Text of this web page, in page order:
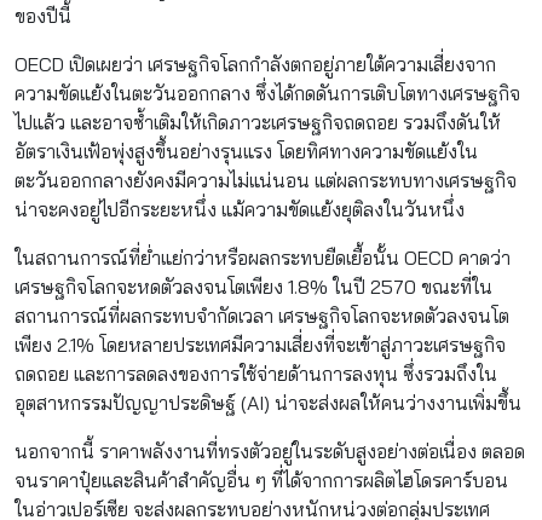
ของปีนี้
OECD เปิดเผยว่า เศรษฐกิจโลกกำลังตกอยู่ภายใต้ความเสี่ยงจาก
ความขัดแย้งในตะวันออกกลาง ซึ่งได้กดดันการเติบโตทางเศรษฐกิจ
ไปแล้ว และอาจซ้ำเติมให้เกิดภาวะเศรษฐกิจถดถอย รวมถึงดันให้
อัตราเงินเฟ้อพุ่งสูงขึ้นอย่างรุนแรง โดยทิศทางความขัดแย้งใน
ตะวันออกกลางยังคงมีความไม่แน่นอน แต่ผลกระทบทางเศรษฐกิจ
น่าจะคงอยู่ไปอีกระยะหนึ่ง แม้ความขัดแย้งยุติลงในวันหนึ่ง
ในสถานการณ์ที่ย่ำแย่กว่าหรือผลกระทบยืดเยื้อนั้น OECD คาดว่า
เศรษฐกิจโลกจะหดตัวลงจนโตเพียง 1.8% ในปี 2570 ขณะที่ใน
สถานการณ์ที่ผลกระทบจำกัดเวลา เศรษฐกิจโลกจะหดตัวลงจนโต
เพียง 2.1% โดยหลายประเทศมีความเสี่ยงที่จะเข้าสู่ภาวะเศรษฐกิจ
ถดถอย และการลดลงของการใช้จ่ายด้านการลงทุน ซึ่งรวมถึงใน
อุตสาหกรรมปัญญาประดิษฐ์ (AI) น่าจะส่งผลให้คนว่างงานเพิ่มขึ้น
นอกจากนี้ ราคาพลังงานที่ทรงตัวอยู่ในระดับสูงอย่างต่อเนื่อง ตลอด
จนราคาปุ๋ยและสินค้าสำคัญอื่น ๆ ที่ได้จากการผลิตไฮโดรคาร์บอน
ในอ่าวเปอร์เซีย จะส่งผลกระทบอย่างหนักหน่วงต่อกลุ่มประเทศ